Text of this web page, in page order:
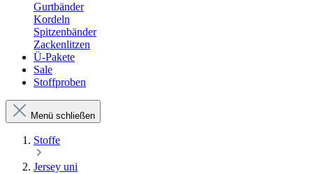
Gurtbänder
Kordeln
Spitzenbänder
Zackenlitzen
Ü-Pakete
Sale
Stoffproben
Menü schließen
Stoffe
Jersey uni